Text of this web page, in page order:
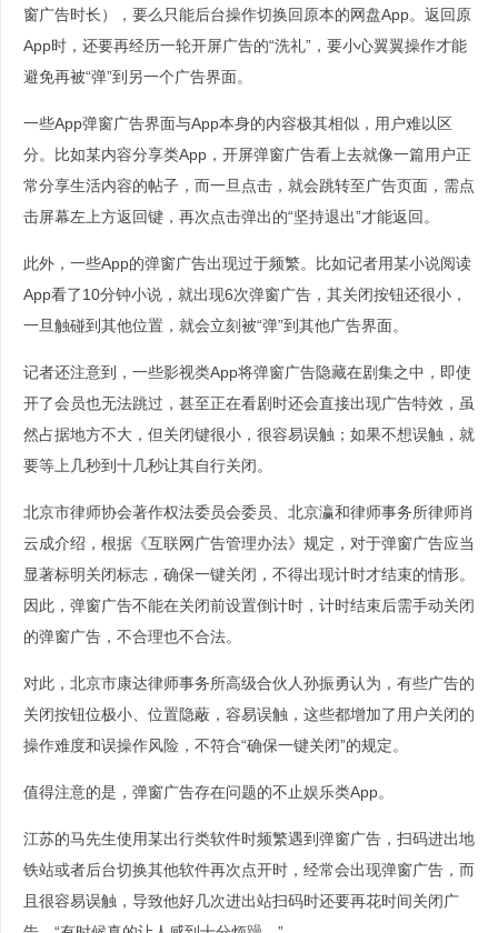
窗广告时长），要么只能后台操作切换回原本的网盘App。返回原
App时，还要再经历一轮开屏广告的“洗礼”，要小心翼翼操作才能
避免再被“弹”到另一个广告界面。
一些App弹窗广告界面与App本身的内容极其相似，用户难以区
分。比如某内容分享类App，开屏弹窗广告看上去就像一篇用户正
常分享生活内容的帖子，而一旦点击，就会跳转至广告页面，需点
击屏幕左上方返回键，再次点击弹出的“坚持退出”才能返回。
此外，一些App的弹窗广告出现过于频繁。比如记者用某小说阅读
App看了10分钟小说，就出现6次弹窗广告，其关闭按钮还很小，
一旦触碰到其他位置，就会立刻被“弹”到其他广告界面。
记者还注意到，一些影视类App将弹窗广告隐藏在剧集之中，即使
开了会员也无法跳过，甚至正在看剧时还会直接出现广告特效，虽
然占据地方不大，但关闭键很小，很容易误触；如果不想误触，就
要等上几秒到十几秒让其自行关闭。
北京市律师协会著作权法委员会委员、北京瀛和律师事务所律师肖
云成介绍，根据《互联网广告管理办法》规定，对于弹窗广告应当
显著标明关闭标志，确保一键关闭，不得出现计时才结束的情形。
因此，弹窗广告不能在关闭前设置倒计时，计时结束后需手动关闭
的弹窗广告，不合理也不合法。
对此，北京市康达律师事务所高级合伙人孙振勇认为，有些广告的
关闭按钮位极小、位置隐蔽，容易误触，这些都增加了用户关闭的
操作难度和误操作风险，不符合“确保一键关闭”的规定。
值得注意的是，弹窗广告存在问题的不止娱乐类App。
江苏的马先生使用某出行类软件时频繁遇到弹窗广告，扫码进出地
铁站或者后台切换其他软件再次点开时，经常会出现弹窗广告，而
且很容易误触，导致他好几次进出站扫码时还要再花时间关闭广